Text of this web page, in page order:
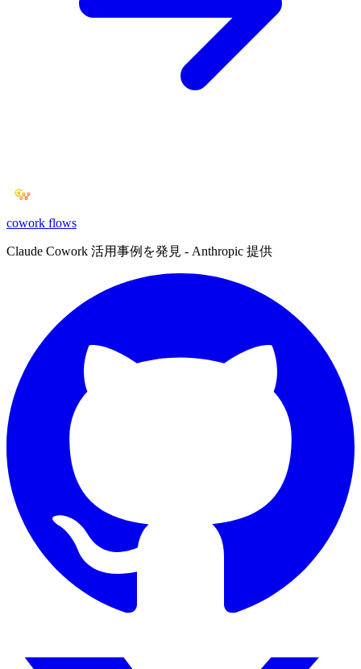
cowork flows
Claude Cowork 活用事例を発見 - Anthropic 提供